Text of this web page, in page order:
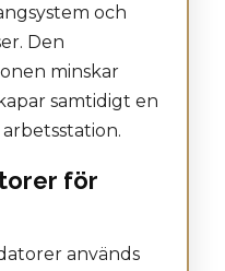
och
Den
minskar
samtidigt en
för
används